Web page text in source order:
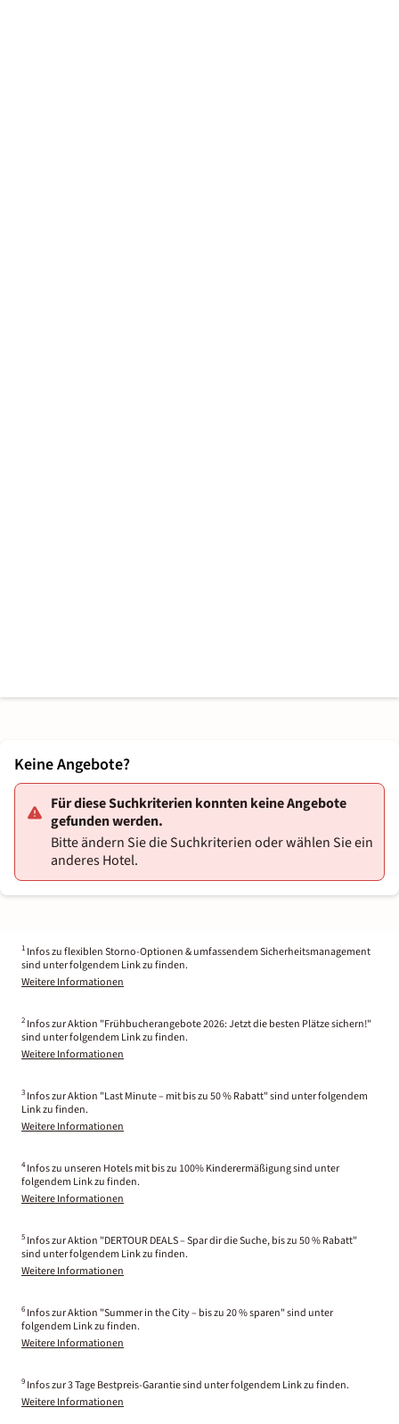
Keine Angebote?
Für diese Suchkriterien konnten keine Angebote
gefunden werden.
Bitte ändern Sie die Suchkriterien oder wählen Sie ein
anderes Hotel.
1 Infos zu flexiblen Storno-Optionen & umfassendem Sicherheitsmanagement
sind unter folgendem Link zu finden.
Weitere Informationen
2 Infos zur Aktion "Frühbucherangebote 2026: Jetzt die besten Plätze sichern!"
sind unter folgendem Link zu finden.
Weitere Informationen
3 Infos zur Aktion "Last Minute – mit bis zu 50 % Rabatt" sind unter folgendem
Link zu finden.
Weitere Informationen
4 Infos zu unseren Hotels mit bis zu 100% Kinderermäßigung sind unter
folgendem Link zu finden.
Weitere Informationen
5 Infos zur Aktion "DERTOUR DEALS – Spar dir die Suche, bis zu 50 % Rabatt"
sind unter folgendem Link zu finden.
Weitere Informationen
6 Infos zur Aktion "Summer in the City – bis zu 20 % sparen" sind unter
folgendem Link zu finden.
Weitere Informationen
9 Infos zur 3 Tage Bestpreis-Garantie sind unter folgendem Link zu finden.
Weitere Informationen